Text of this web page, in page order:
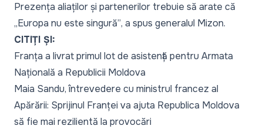
Prezența aliaților și partenerilor trebuie să arate că
„Europa nu este singură”, a spus generalul Mizon.
CITIȚI ȘI:
Franța a livrat primul lot de asistență pentru Armata
Națională a Republicii Moldova
Maia Sandu, întrevedere cu ministrul francez al
Apărării: Sprijinul Franței va ajuta Republica Moldova
să fie mai rezilientă la provocări